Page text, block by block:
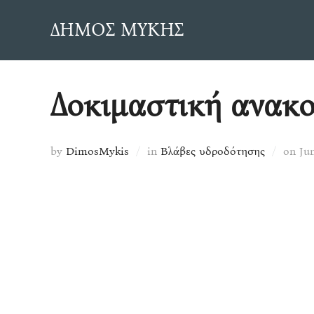
ΔΗΜΟΣ ΜΥΚΗΣ
Δοκιμαστική
by DimosMykis in Βλάβες υδροδότησης on